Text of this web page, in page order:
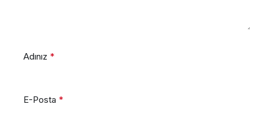
Adınız *
E-Posta *